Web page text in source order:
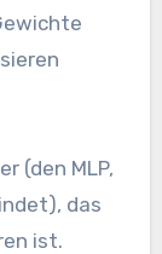
(den MLP,
das
ist.